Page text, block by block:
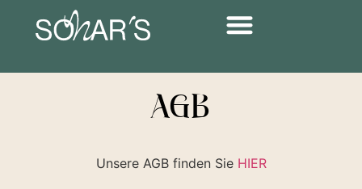
AGB
Unsere AGB finden Sie HIER